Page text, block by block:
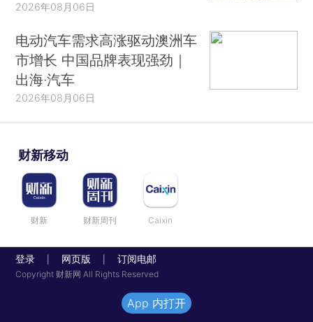
2026年08月06日
电动汽车需求高涨驱动澳洲车
市增长 中国品牌表现强劲｜
出海·汽车
2026年08月06日
财新移动
财新 财新周刊 Caixin
登录 网页版 订阅电邮
Copyright 财新网 All Rights Reserved
App 内打开